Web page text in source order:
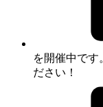
を開催中です
ださい！